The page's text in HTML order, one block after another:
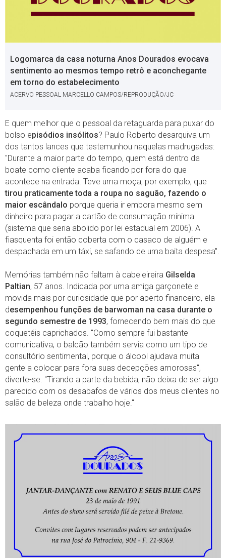
Logomarca da casa noturna Anos Dourados evocava
sentimento ao mesmos tempo retrô e aconchegante
em torno do estabelecimento
ACERVO PESSOAL MARCELLO CAMPOS/REPRODUÇÃO/JC
E quem melhor que o pessoal da retaguarda para puxar do
bolso episódios insólitos? Paulo Roberto desarquiva um
dos tantos lances que testemunhou naquelas madrugadas:
"Durante a maior parte do tempo, quem está dentro da
boate como cliente acaba ficando por fora do que
acontece na entrada. Teve uma moça, por exemplo, que
tirou praticamente toda a roupa no saguão, fazendo o
maior escândalo porque queria ir embora mesmo sem
dinheiro para pagar a cartão de consumação mínima
(sistema que seria abolido por lei estadual em 2006). A
fiasquenta foi então coberta com o casaco de alguém e
despachada em um táxi, se safando de uma baita despesa".
Memórias também não faltam à cabeleireira Gilselda
Paltian, 57 anos. Indicada por uma amiga garçonete e
movida mais por curiosidade que por aperto financeiro, ela
desempenhou funções de barwoman na casa durante o
segundo semestre de 1993, fornecendo bem mais do que
coquetéis caprichados. "Como sempre fui bastante
comunicativa, o balcão também servia como um tipo de
consultório sentimental, porque o álcool ajudava muita
gente a colocar para fora suas decepções amorosas",
diverte-se. "Tirando a parte da bebida, não deixa de ser algo
parecido com os desabafos de vários dos meus clientes no
salão de beleza onde trabalho hoje."